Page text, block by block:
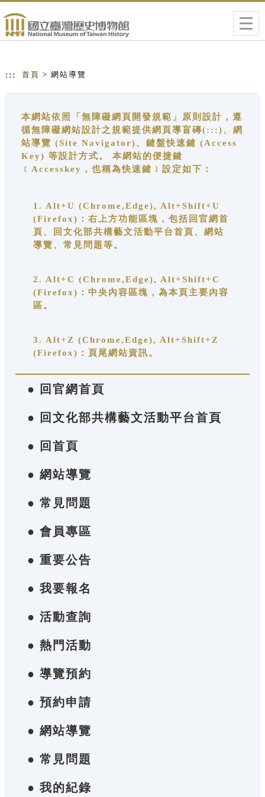
::: 首頁 > 網站導覽
本網站依照「無障礙網頁開發規範」原則設計，遵
循無障礙網站設計之規範提供網頁導盲磚(:::)、網
站導覽 (Site Navigator)、鍵盤快速鍵 (Access
Key) 等設計方式。 本網站的便捷鍵
﹝Accesskey，也稱為快速鍵﹞設定如下：
1. Alt+U (Chrome,Edge), Alt+Shift+U
(Firefox)：右上方功能區塊，包括回官網首
頁、回文化部共構藝文活動平台首頁、網站
導覽、常見問題等。
2. Alt+C (Chrome,Edge), Alt+Shift+C
(Firefox)：中央內容區塊，為本頁主要內容
區。
3. Alt+Z (Chrome,Edge), Alt+Shift+Z
(Firefox)：頁尾網站資訊。
● 回官網首頁
● 回文化部共構藝文活動平台首頁
● 回首頁
● 網站導覽
● 常見問題
● 會員專區
● 重要公告
● 我要報名
● 活動查詢
● 熱門活動
● 導覽預約
● 預約申請
● 網站導覽
● 常見問題
● 我的紀錄